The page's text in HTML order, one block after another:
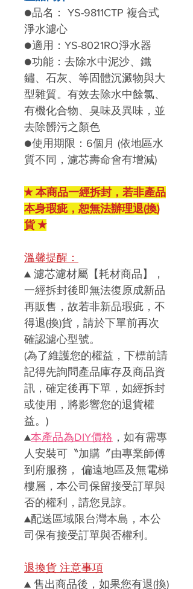
●品名： YS-9811CTP 複合式
淨水濾心
●適用：YS-8021RO淨水器
●功能：去除水中泥沙、鐵
鏽、石灰、等固體沉澱物與大
型雜質。有效去除水中餘氯、
有機化合物、臭味及異味，並
去除髒污之顏色
●使用期限：6個月 (依地區水
質不同，濾芯壽命會有增減)
★ 本商品一經拆封，若非產品
本身瑕疵，恕無法辦理退(換)
貨 ★
溫馨提醒：
▲ 濾芯濾材屬【耗材商品】，
一經拆封後即無法復原成新品
再販售，故若非新品瑕疵，不
得退(換)貨，請於下單前再次
確認濾心型號。
(為了維護您的權益，下標前請
記得先詢問產品庫存及商品資
訊，確定後再下單，如經拆封
或使用，將影響您的退貨權
益。)
▲本產品為DIY價格 ，如有需專
人安裝可〝加購〞由專業師傅
到府服務， 偏遠地區及無電梯
樓層，本公司保留接受訂單與
否的權利，請您見諒。
▲配送區域限台灣本島，本公
司保有接受訂單與否權利。
退換貨 注意事項
▲ 售出商品後，如果您有退(換)